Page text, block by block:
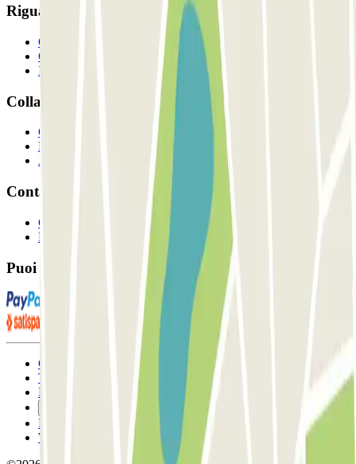
Riguardo a Parclcik
Chi siamo
Come funziona?
I Nostri Parcheggi
Collaboriamo?
Collaboratori
Proprietari di parcheggio
Affiliati
Contatto
Contattaci
FAQ
Puoi utilizzare questi metodi di pagamento:
Condizioni contrattuali e di utilizzo
Termini di cancellazione
Politica sui cookies
Politica sulla privacy
Whistleblowing